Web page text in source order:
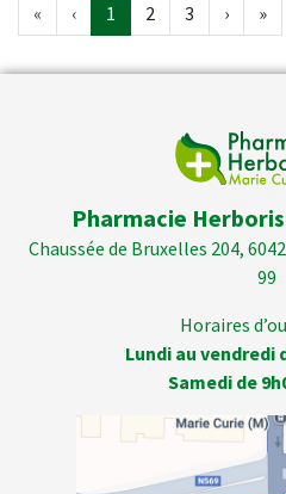
« ‹ 1 2 3 › »
Pharmacie
Chaussée de Bruxelles 204,
99
Horaires
Lundi au vendredi
Samedi de